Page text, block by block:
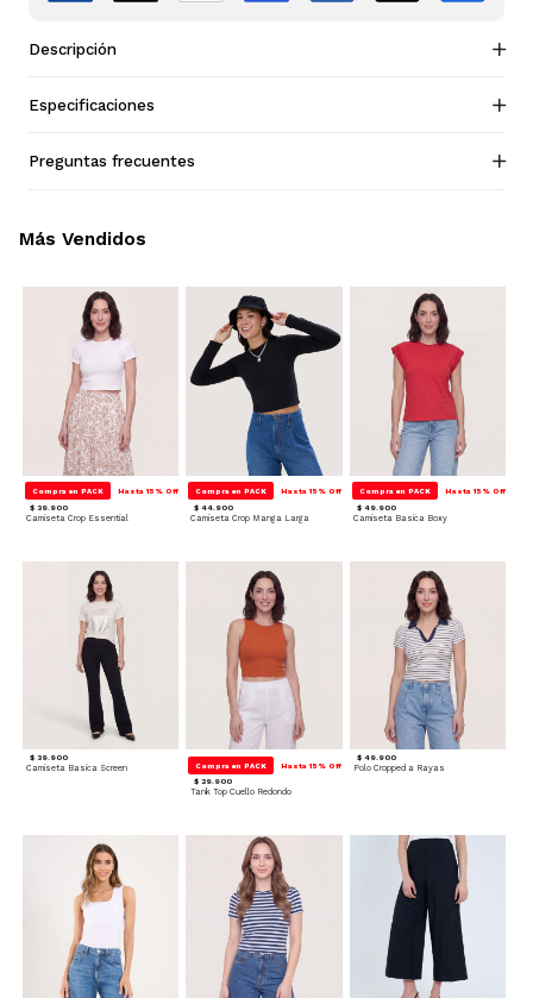
Descripción
Especificaciones
Preguntas frecuentes
Compra en PACK Hasta 15% Off
$ 39.900
Camiseta Crop Essential
Compra en PACK Hasta 15% Off
$ 44.900
Camiseta Crop Manga Larga
Compra en PACK Hasta 15% Off
$ 49.900
Camiseta Basica Boxy
$ 39.900
Camiseta Basica Screen Compra en PACK Hasta 15% Off
$ 29.900
Tank Top Cuello Redondo
$ 49.900
Polo Cropped a Rayas
Más Vendidos